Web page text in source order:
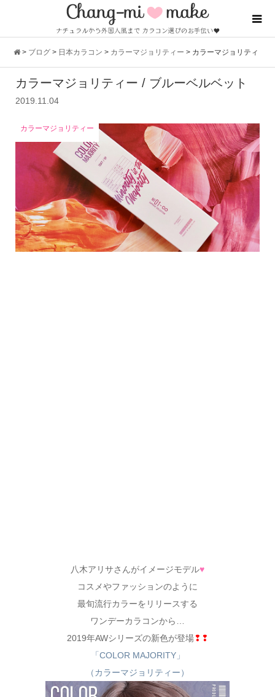
> ブログ > 日本カラコン > カラーマジョリティー > カラーマジョリティ
ー / ブルーベルベット
カラーマジョリティー / ブルーベルベット
2019.11.04
カラーマジョリティー
八木アリサさんがイメージモデル♥
コスメやファッションのように
最旬流行カラーをリリースする
ワンデーカラコンから…
2019年AWシリーズの新色が登場❢❢
「COLOR MAJORITY」
（カラーマジョリティー）